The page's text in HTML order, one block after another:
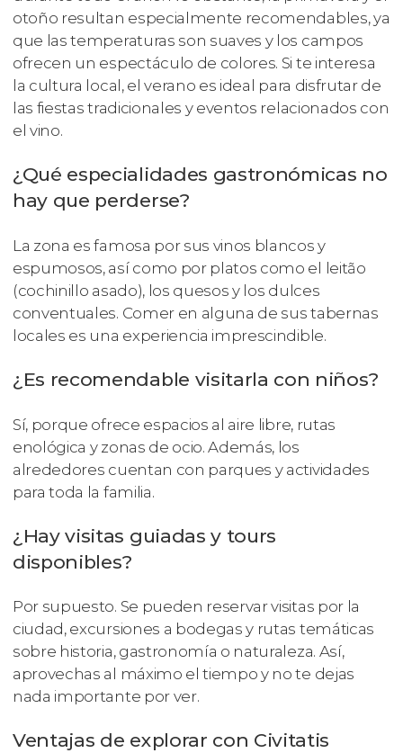
otoño resultan especialmente recomendables, ya
que las temperaturas son suaves y los campos
ofrecen un espectáculo de colores. Si te interesa
la cultura local, el verano es ideal para disfrutar de
las fiestas tradicionales y eventos relacionados con
el vino.
¿Qué especialidades gastronómicas no
hay que perderse?
La zona es famosa por sus vinos blancos y
espumosos, así como por platos como el leitão
(cochinillo asado), los quesos y los dulces
conventuales. Comer en alguna de sus tabernas
locales es una experiencia imprescindible.
¿Es recomendable visitarla con niños?
Sí, porque ofrece espacios al aire libre, rutas
enológica y zonas de ocio. Además, los
alrededores cuentan con parques y actividades
para toda la familia.
¿Hay visitas guiadas y tours
disponibles?
Por supuesto. Se pueden reservar visitas por la
ciudad, excursiones a bodegas y rutas temáticas
sobre historia, gastronomía o naturaleza. Así,
aprovechas al máximo el tiempo y no te dejas
nada importante por ver.
Ventajas de explorar con Civitatis